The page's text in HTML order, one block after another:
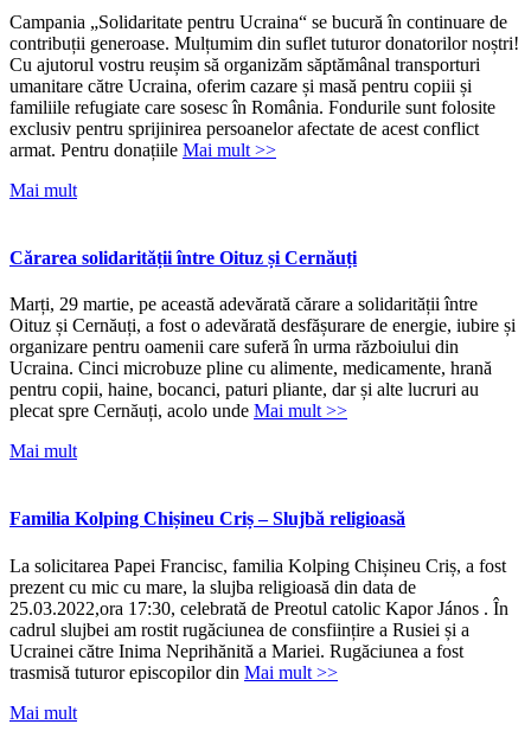
Campania „Solidaritate pentru Ucraina“ se bucură în continuare de
contribuții generoase. Mulțumim din suflet tuturor donatorilor noștri!
Cu ajutorul vostru reușim să organizăm săptămânal transporturi
umanitare către Ucraina, oferim cazare și masă pentru copiii și
familiile refugiate care sosesc în România. Fondurile sunt folosite
exclusiv pentru sprijinirea persoanelor afectate de acest conflict
armat. Pentru donațiile Mai mult >>
Mai mult
Cărarea solidarității între Oituz și Cernăuți
Marți, 29 martie, pe această adevărată cărare a solidarității între
Oituz și Cernăuți, a fost o adevărată desfășurare de energie, iubire și
organizare pentru oamenii care suferă în urma războiului din
Ucraina. Cinci microbuze pline cu alimente, medicamente, hrană
pentru copii, haine, bocanci, paturi pliante, dar și alte lucruri au
plecat spre Cernăuți, acolo unde Mai mult >>
Mai mult
Familia Kolping Chișineu Criș – Slujbă religioasă
La solicitarea Papei Francisc, familia Kolping Chișineu Criș, a fost
prezent cu mic cu mare, la slujba religioasă din data de
25.03.2022,ora 17:30, celebrată de Preotul catolic Kapor János . În
cadrul slujbei am rostit rugăciunea de consființire a Rusiei și a
Ucrainei către Inima Neprihănită a Mariei. Rugăciunea a fost
trasmisă tuturor episcopilor din Mai mult >>
Mai mult